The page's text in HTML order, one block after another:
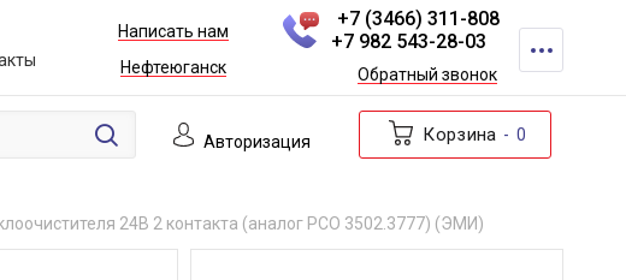
Написать нам
Нефтеюганск
+7 (3466) 311-808
+7 982 543-28-03
Обратный звонок
Авторизация Корзина 0
24В 2 контакта (аналог РСО 3502.3777) (ЭМИ)